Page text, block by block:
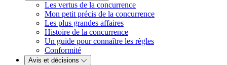
Les vertus de la concurrence
Mon petit précis de la concurrence
Les plus grandes affaires
Histoire de la concurrence
Un guide pour connaître les règles
Conformité
Avis et décisions